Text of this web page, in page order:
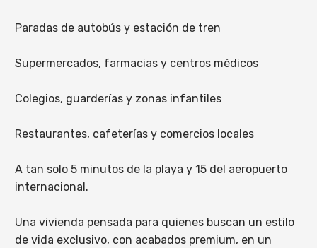
Paradas de autobús y estación de tren
Supermercados, farmacias y centros médicos
Colegios, guarderías y zonas infantiles
Restaurantes, cafeterías y comercios locales
A tan solo 5 minutos de la playa y 15 del aeropuerto
internacional.
Una vivienda pensada para quienes buscan un estilo
de vida exclusivo, con acabados premium, en un